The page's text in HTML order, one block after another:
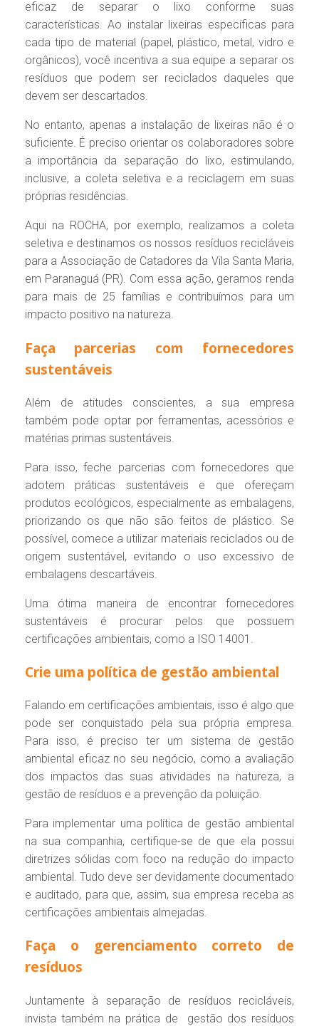
eficaz de separar o lixo conforme suas
características. Ao instalar lixeiras específicas para
cada tipo de material (papel, plástico, metal, vidro e
orgânicos), você incentiva a sua equipe a separar os
resíduos que podem ser reciclados daqueles que
devem ser descartados.
No entanto, apenas a instalação de lixeiras não é o
suficiente. É preciso orientar os colaboradores sobre
a importância da separação do lixo, estimulando,
inclusive, a coleta seletiva e a reciclagem em suas
próprias residências.
Aqui na ROCHA, por exemplo, realizamos a coleta
seletiva e destinamos os nossos resíduos recicláveis
para a Associação de Catadores da Vila Santa Maria,
em Paranaguá (PR). Com essa ação, geramos renda
para mais de 25 famílias e contribuímos para um
impacto positivo na natureza.
Faça parcerias com fornecedores
sustentáveis
Além de atitudes conscientes, a sua empresa
também pode optar por ferramentas, acessórios e
matérias primas sustentáveis.
Para isso, feche parcerias com fornecedores que
adotem práticas sustentáveis e que ofereçam
produtos ecológicos, especialmente as embalagens,
priorizando os que não são feitos de plástico. Se
possível, comece a utilizar materiais reciclados ou de
origem sustentável, evitando o uso excessivo de
embalagens descartáveis.
Uma ótima maneira de encontrar fornecedores
sustentáveis é procurar pelos que possuem
certificações ambientais, como a ISO 14001.
Crie uma política de gestão ambiental
Falando em certificações ambientais, isso é algo que
pode ser conquistado pela sua própria empresa.
Para isso, é preciso ter um sistema de gestão
ambiental eficaz no seu negócio, como a avaliação
dos impactos das suas atividades na natureza, a
gestão de resíduos e a prevenção da poluição.
Para implementar uma política de gestão ambiental
na sua companhia, certifique-se de que ela possui
diretrizes sólidas com foco na redução do impacto
ambiental. Tudo deve ser devidamente documentado
e auditado, para que, assim, sua empresa receba as
certificações ambientais almejadas.
Faça o gerenciamento correto de
resíduos
Juntamente à separação de resíduos recicláveis,
invista também na prática de gestão dos resíduos